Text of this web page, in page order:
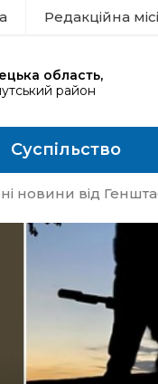
Редакційна
область,
район
Суспільство
новини від